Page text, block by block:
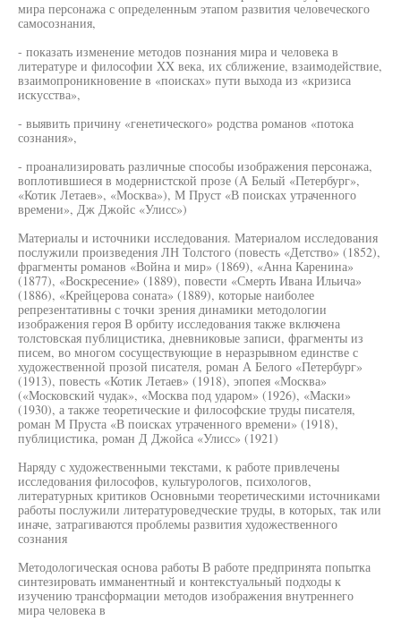
мира персонажа с определенным этапом развития человеческого
самосознания,
- показать изменение методов познания мира и человека в
литературе и философии XX века, их сближение, взаимодействие,
взаимопроникновение в «поисках» пути выхода из «кризиса
искусства»,
- выявить причину «генетического» родства романов «потока
сознания»,
- проанализировать различные способы изображения персонажа,
воплотившиеся в модернистской прозе (А Белый «Петербург»,
«Котик Летаев», «Москва»), М Пруст «В поисках утраченного
времени», Дж Джойс «Улисс»)
Материалы и источники исследования. Материалом исследования
послужили произведения ЛН Толстого (повесть «Детство» (1852),
фрагменты романов «Война и мир» (1869), «Анна Каренина»
(1877), «Воскресение» (1889), повести «Смерть Ивана Ильича»
(1886), «Крейцерова соната» (1889), которые наиболее
репрезентативны с точки зрения динамики методологии
изображения героя В орбиту исследования также включена
толстовская публицистика, дневниковые записи, фрагменты из
писем, во многом сосуществующие в неразрывном единстве с
художественной прозой писателя, роман А Белого «Петербург»
(1913), повесть «Котик Летаев» (1918), эпопея «Москва»
(«Московский чудак», «Москва под ударом» (1926), «Маски»
(1930), а также теоретические и философские труды писателя,
роман М Пруста «В поисках утраченного времени» (1918),
публицистика, роман Д Джойса «Улисс» (1921)
Наряду с художественными текстами, к работе привлечены
исследования философов, культурологов, психологов,
литературных критиков Основными теоретическими источниками
работы послужили литературоведческие труды, в которых, так или
иначе, затрагиваются проблемы развития художественного
сознания
Методологическая основа работы В работе предпринята попытка
синтезировать имманентный и контекстуальный подходы к
изучению трансформации методов изображения внутреннего
мира человека в